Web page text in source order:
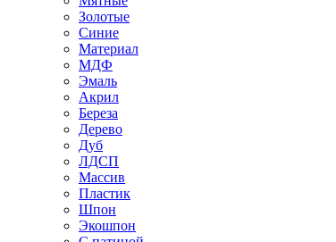
Золотые
Синие
Материал
МДФ
Эмаль
Акрил
Береза
Дерево
Дуб
ЛДСП
Массив
Пластик
Шпон
Экошпон